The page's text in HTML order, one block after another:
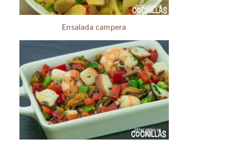
Ensalada campera